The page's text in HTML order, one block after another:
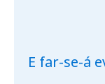
E far-se-á